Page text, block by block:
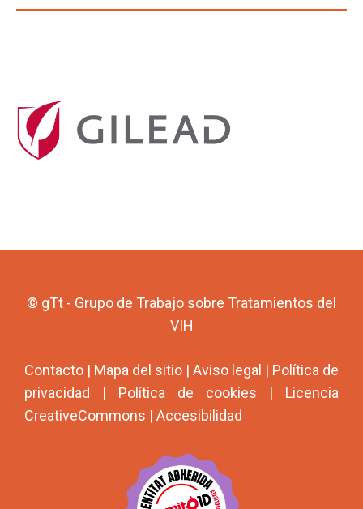
© gTt - Grupo de Trabajo sobre Tratamientos del
VIH
Contacto | Mapa del sitio | Aviso legal | Política de
privacidad | Política de cookies | Licencia
CreativeCommons | Accesibilidad